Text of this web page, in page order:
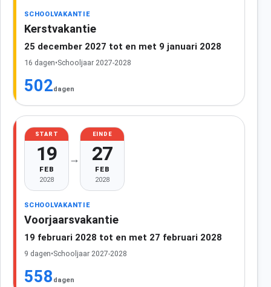
SCHOOLVAKANTIE
Kerstvakantie
25 december 2027 tot en met 9 januari 2028
16 dagen•Schooljaar 2027-2028
502dagen
START
19
FEB
2028
→
EINDE
27
FEB
2028
SCHOOLVAKANTIE
Voorjaarsvakantie
19 februari 2028 tot en met 27 februari 2028
9 dagen•Schooljaar 2027-2028
558 dagen